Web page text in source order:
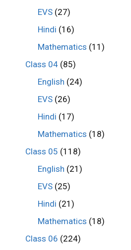
EVS (27)
Hindi (16)
Mathematics (11)
Class 04(85)
English (24)
EVS (26)
Hindi (17)
Mathematics (18)
Class 05 (118)
English (21)
EVS (25)
Hindi (21)
Mathematics (18)
Class 06 (224)